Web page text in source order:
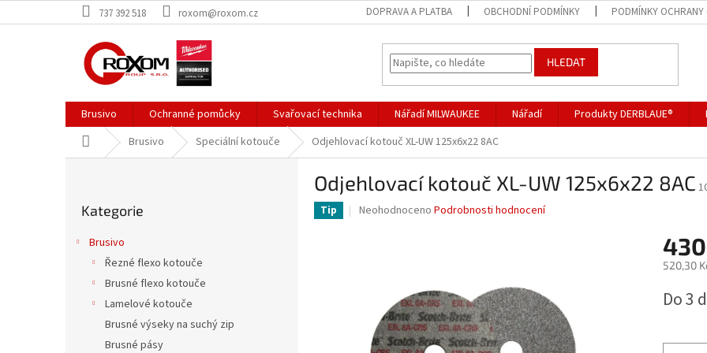
na
737 392 518 roxom@roxom.cz DOPRAVA A PLATBA OBCHODNÍ PODMÍNKY PODMÍNKY OCHRANY
HLEDAT
Brusivo Ochranné pomůcky Svařovací technika Nářadí MILWAUKEE Nářadí Produkty DERBLAUE®
Domů Brusivo Speciální kotouče Odjehlovací kotouč XL-UW 125x6x22 8AC
kategorie
Kategorie
Brusivo
Řezné flexo kotouče
Brusné flexo kotouče
Lamelové kotouče
Brusné výseky na suchý zip
Brusné pásy
Odjehlovací kotouč XL-UW 125x6x22 8AC
Tip
Průměrné
hvězdiček.
Neohodnoceno Podrobnosti hodnocení
520,30
cena:
Do 3